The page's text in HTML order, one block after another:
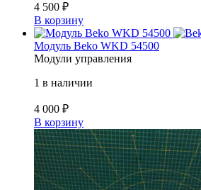
4 500 ₽
В корзину
Модуль Beko WKD 54500
Модули управления
1 в наличии
4 000 ₽
В корзину